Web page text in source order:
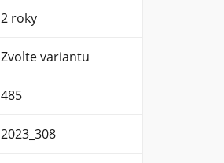
2 roky
Zvolte variantu
485
2023_308